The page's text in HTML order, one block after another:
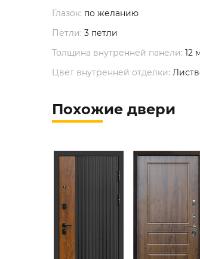
Глазок: по желанию
Петли: 3 петли
Толщина внутренней панели: 12
Цвет внутренней отделки:
Похожие двери